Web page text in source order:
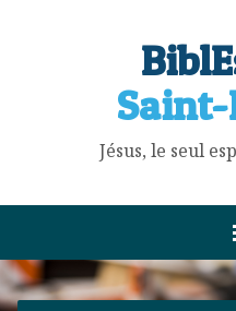
Jésus, le seul